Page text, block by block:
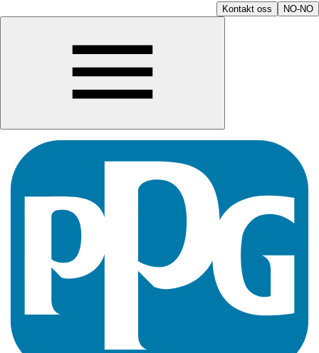
Kontakt oss NO-NO